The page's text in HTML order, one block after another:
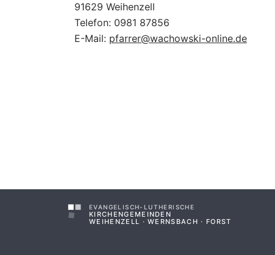
91629 Weihenzell
Telefon: 0981 87856
E-Mail: pfarrer@wachowski-online.de
EVANGELISCH-LUTHERISCHE
KIRCHENGEMEINDEN
WEIHENZELL · WERNSBACH · FORST